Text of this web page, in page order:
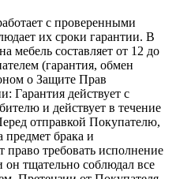
с проверенными
их сроки гарантии. В
мебель составляет от 12 до
(гарантия, обмен
о Защите Прав
Гарантия действует с
и действует в течение
отправкой Покупателю,
предмет брака и
требовать исполнение
он тщательно соблюдал все